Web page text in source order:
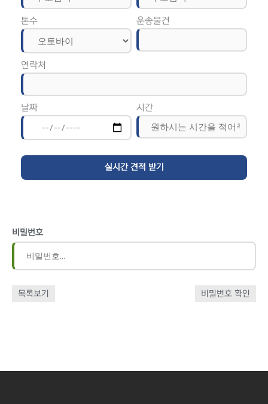
톤수 운송물건
연락처
날짜 시간
비밀번호
목록보기 비밀번호 확인